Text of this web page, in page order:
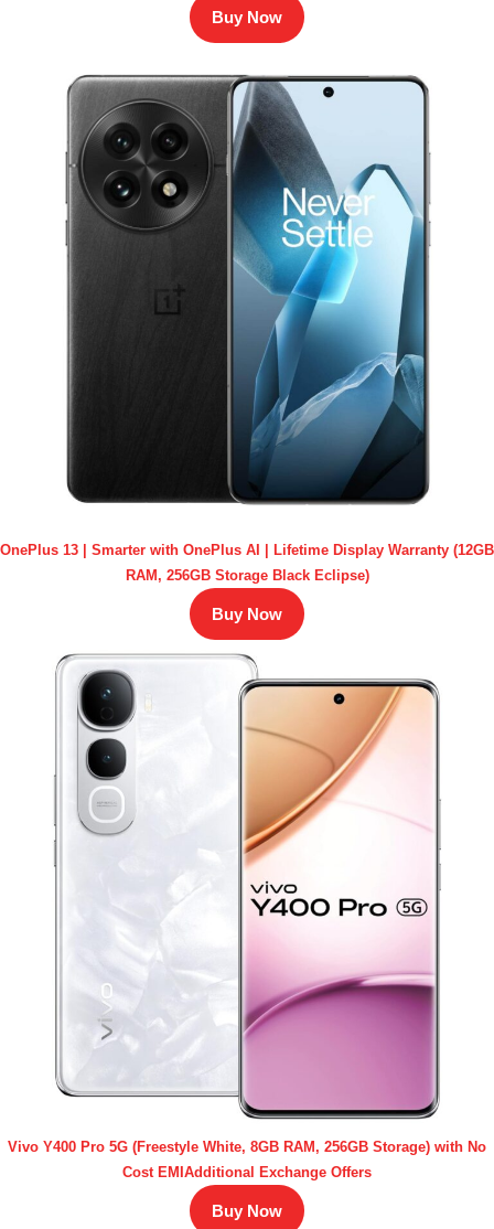
Buy Now
OnePlus 13 | Smarter with OnePlus AI | Lifetime Display Warranty (12GB
RAM, 256GB Storage Black Eclipse)
Buy Now
Vivo Y400 Pro 5G (Freestyle White, 8GB RAM, 256GB Storage) with No
Cost EMIAdditional Exchange Offers
Buy Now